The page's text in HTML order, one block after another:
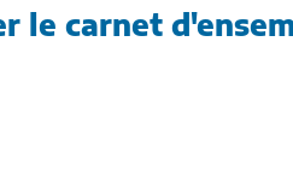
le carnet